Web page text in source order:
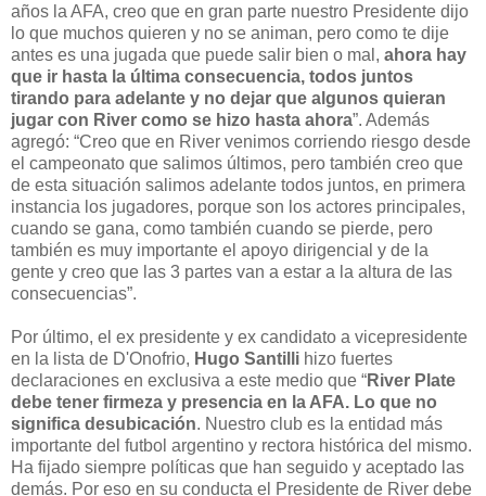
años la AFA, creo que en gran parte nuestro Presidente dijo
lo que muchos quieren y no se animan, pero como te dije
antes es una jugada que puede salir bien o mal, ahora hay
que ir hasta la última consecuencia, todos juntos
tirando para adelante y no dejar que algunos quieran
jugar con River como se hizo hasta ahora”. Además
agregó: “Creo que en River venimos corriendo riesgo desde
el campeonato que salimos últimos, pero también creo que
de esta situación salimos adelante todos juntos, en primera
instancia los jugadores, porque son los actores principales,
cuando se gana, como también cuando se pierde, pero
también es muy importante el apoyo dirigencial y de la
gente y creo que las 3 partes van a estar a la altura de las
consecuencias”.
Por último, el ex presidente y ex candidato a vicepresidente
en la lista de D'Onofrio, Hugo Santilli hizo fuertes
declaraciones en exclusiva a este medio que “River Plate
debe tener firmeza y presencia en la AFA. Lo que no
significa desubicación. Nuestro club es la entidad más
importante del futbol argentino y rectora histórica del mismo.
Ha fijado siempre políticas que han seguido y aceptado las
demás. Por eso en su conducta el Presidente de River debe